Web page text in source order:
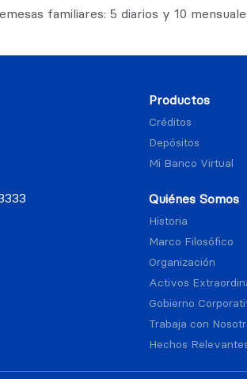
familiares: 5 diarios y 10
Productos
Créditos
Depósitos
Mi Banco Virtual
Quiénes Somos
Historia
Marco Filosófico
Organización
Activos
Gobierno
Trabaja con
Hechos